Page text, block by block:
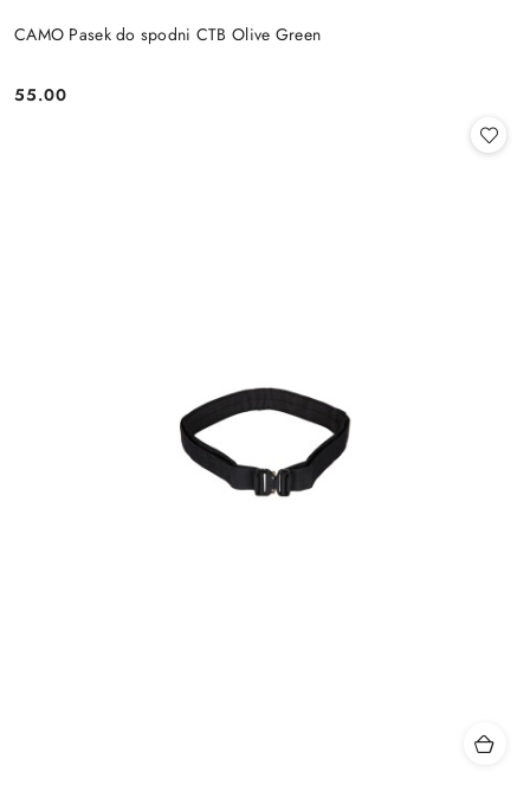
CAMO Pasek do spodni CTB Olive Green
Cena:
55.00